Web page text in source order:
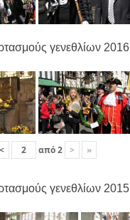
γενεθλίων 2016
< από2 > »
γενεθλίων 2015